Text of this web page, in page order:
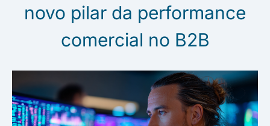
novo pilar da performance
comercial no B2B